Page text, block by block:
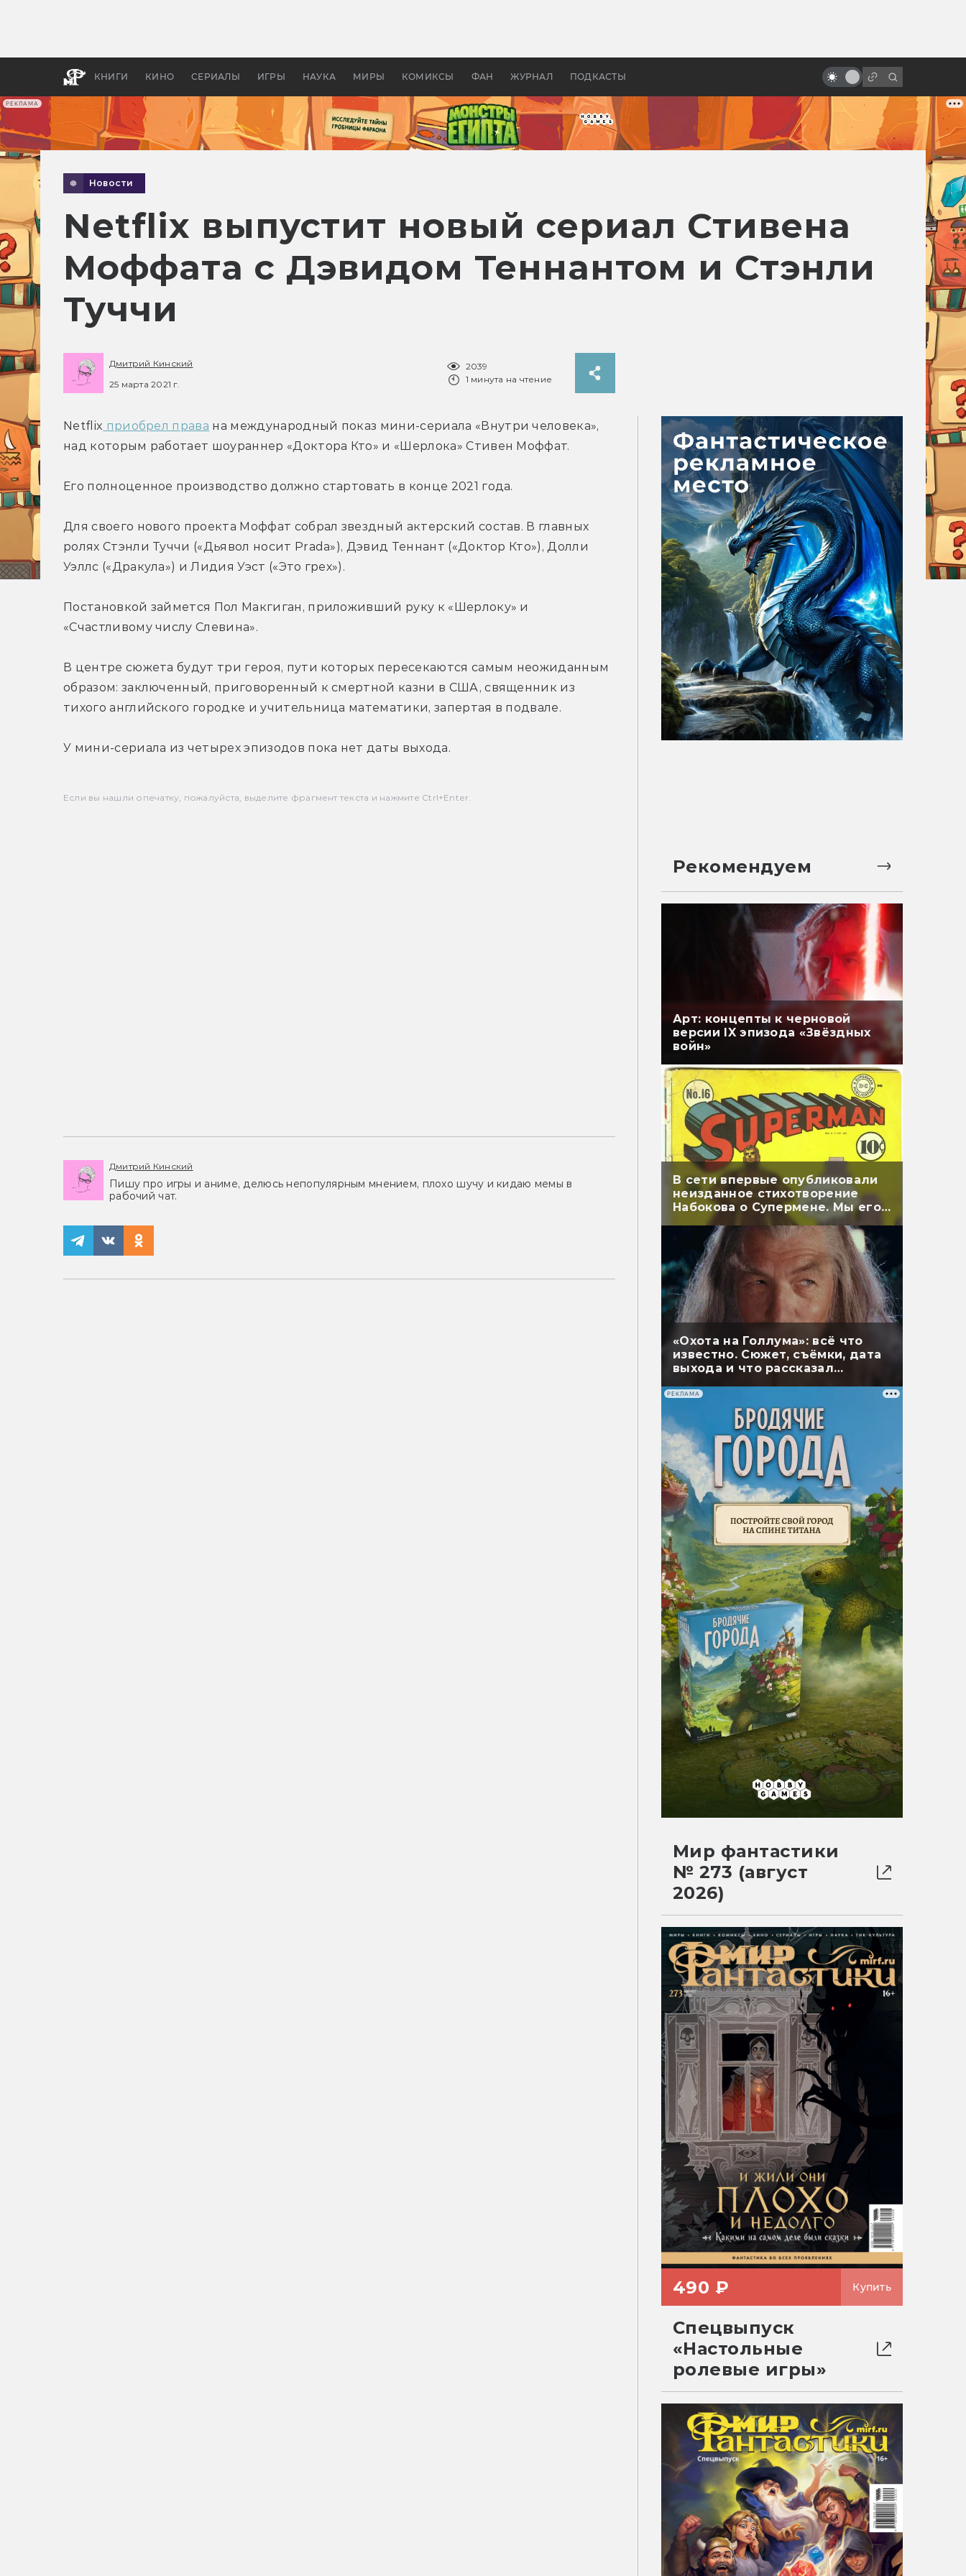
РЕКЛАМА
КНИГИ КИНО СЕРИАЛЫ ИГРЫ НАУКА МИРЫ КОМИКСЫ ФАН ЖУРНАЛ ПОДКАСТЫ
апокалипсис, в России —
бы «Властелина колец»
главных образов будущего
Новости
Netflix выпустит новый сериал Стивена
Моффата с Дэвидом Теннантом и Стэнли
Туччи
Дмитрий Кинский
25 марта 2021 г.
2039
1 минута на чтение
Netflix приобрел права на международный показ мини-сериала «Внутри человека»,
над которым работает шоураннер «Доктора Кто» и «Шерлока» Стивен Моффат.
Его полноценное производство должно стартовать в конце 2021 года.
Для своего нового проекта Моффат собрал звездный актерский состав. В главных
ролях Стэнли Туччи («Дьявол носит Prada»), Дэвид Теннант («Доктор Кто»), Долли
Уэллс («Дракула») и Лидия Уэст («Это грех»).
Постановкой займется Пол Макгиган, приложивший руку к «Шерлоку» и
«Счастливому числу Слевина».
В центре сюжета будут три героя, пути которых пересекаются самым неожиданным
образом: заключенный, приговоренный к смертной казни в США, священник из
тихого английского городке и учительница математики, запертая в подвале.
У мини-сериала из четырех эпизодов пока нет даты выхода.
Если вы нашли опечатку, пожалуйста, выделите фрагмент текста и нажмите Ctrl+Enter.
Дмитрий Кинский
Пишу про игры и аниме, делюсь непопулярным мнением, плохо шучу и кидаю мемы в
рабочий чат.
Рекомендуем
Арт: концепты к черновой
версии IX эпизода «Звёздных
войн»
В сети впервые опубликовали
неизданное стихотворение
Набокова о Супермене. Мы его
перевели
«Охота на Голлума»: всё что
известно. Сюжет, съёмки, дата
выхода и что рассказал
РЕКЛАМА
Мир фантастики
№ 273 (август
2026)
490 ₽ Купить
Спецвыпуск
«Настольные
ролевые игры»